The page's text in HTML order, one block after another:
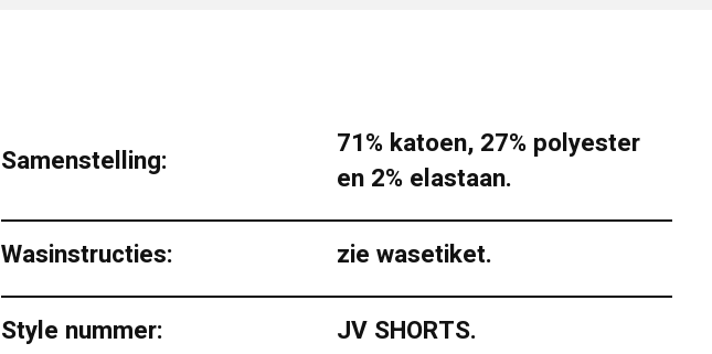
Samenstelling:
71% katoen, 27% polyester
en 2% elastaan.
Wasinstructies: zie wasetiket.
Style nummer: JV SHORTS.